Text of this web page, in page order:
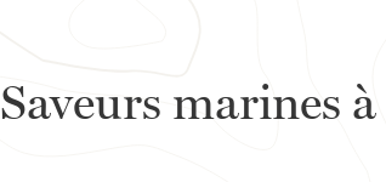
Saveurs marines